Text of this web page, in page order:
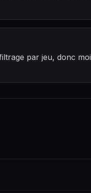
par jeu, donc